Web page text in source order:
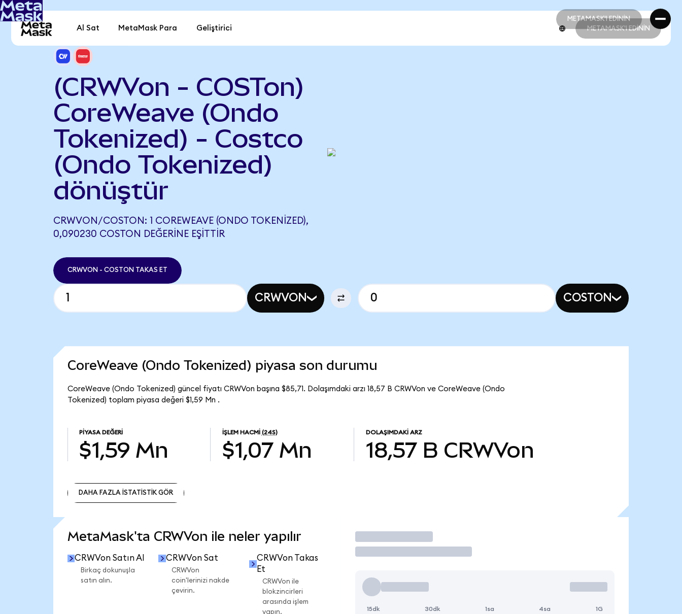
METAMASK'I EDİNİN
METAMASK'I EDİNİN
Al Sat MetaMask Para Geliştirici METAMASK'I EDİNİN
(CRWVon - COSTon)
CoreWeave (Ondo
Tokenized) - Costco
(Ondo Tokenized)
dönüştür
CRWVON/COSTON: 1 COREWEAVE (ONDO TOKENIZED),
0,090230 COSTON DEĞERINE EŞITTIR
CRWVON - COSTON TAKAS ET
CRWVON COSTON
CoreWeave (Ondo Tokenized) piyasa son durumu
CoreWeave (Ondo Tokenized) güncel fiyatı CRWVon başına $85,71. Dolaşımdaki arzı 18,57 B CRWVon ve CoreWeave (Ondo
Tokenized) toplam piyasa değeri $1,59 Mn .
PIYASA DEĞERI
$1,59 Mn
İŞLEM HACMI (24S)
$1,07 Mn
DOLAŞIMDAKI ARZ
18,57 B CRWVon
DAHA FAZLA İSTATİSTİK GÖR
MetaMask'ta CRWVon ile neler yapılır
CRWVon Satın Al
Birkaç dokunuşla
satın alın.
CRWVon Sat
CRWVon
coin'lerinizi nakde
çevirin.
CRWVon Takas
Et
CRWVon ile
blokzincirleri
arasında işlem
yapın.
İşlem Yap
15dk 30dk 1sa 4sa 1G